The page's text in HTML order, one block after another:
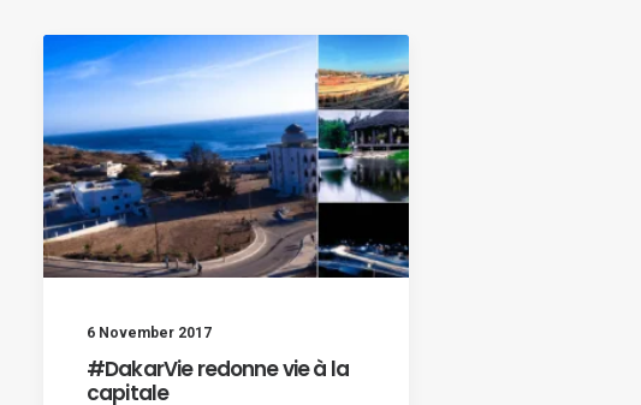
6 November 2017
#DakarVie redonne vie à la
capitale